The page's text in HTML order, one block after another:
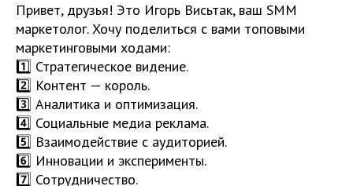
Привет, друзья! Это Игорь Висьтак, ваш SMM
маркетолог. Хочу поделиться с вами топовыми
маркетинговыми ходами:
1️⃣ Стратегическое видение.
2️⃣ Контент — король.
3️⃣ Аналитика и оптимизация.
4️⃣ Социальные медиа реклама.
5️⃣ Взаимодействие с аудиторией.
6️⃣ Инновации и эксперименты.
7️⃣ Сотрудничество.